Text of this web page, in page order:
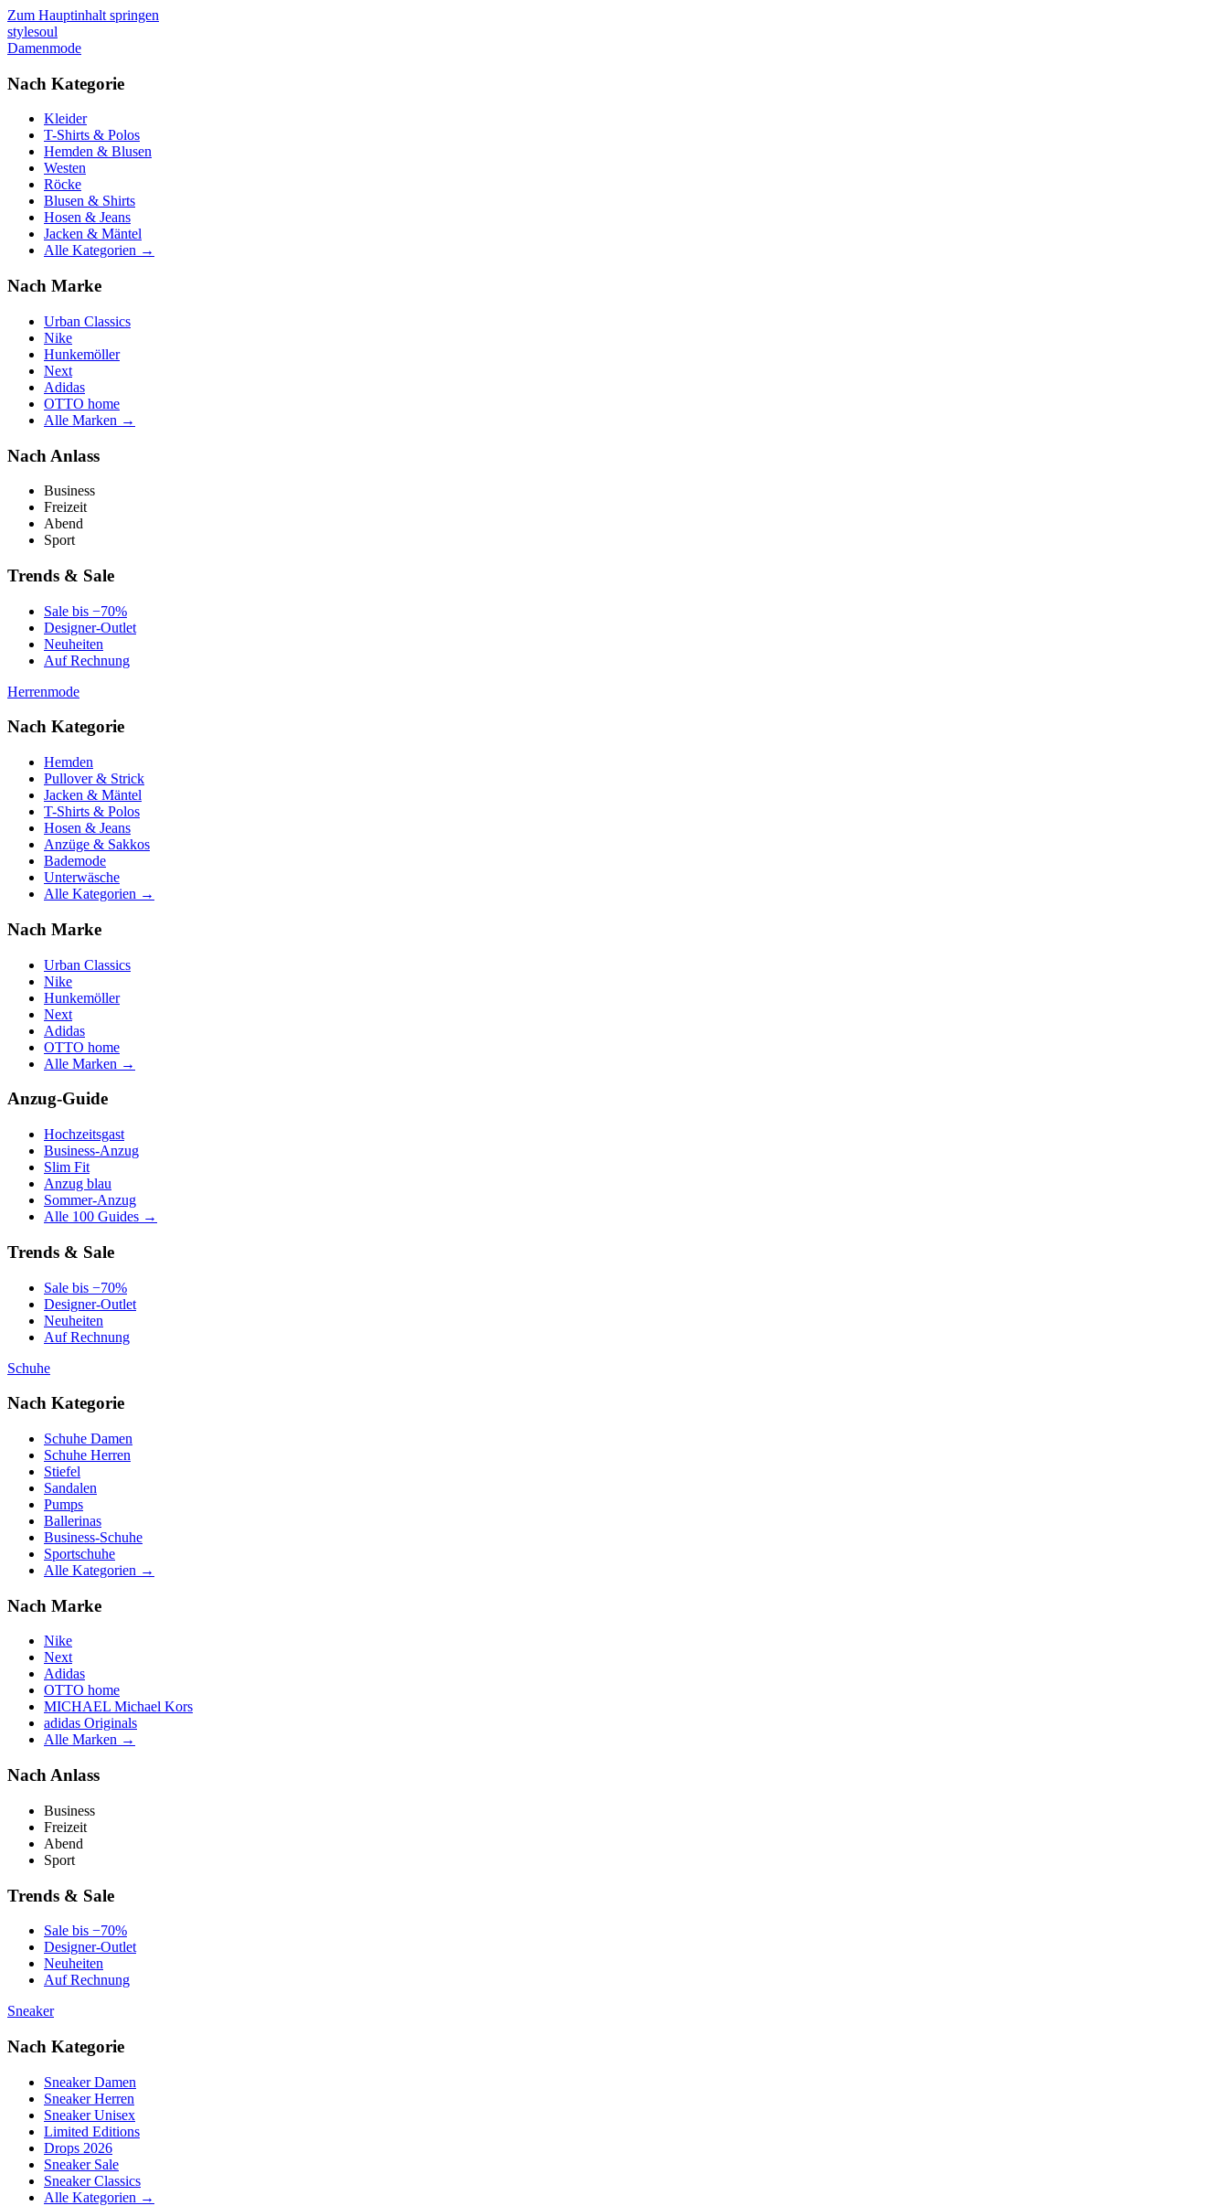
Zum Hauptinhalt springen
stylesoul
Damenmode
Nach Kategorie
Kleider
T-Shirts & Polos
Hemden & Blusen
Westen
Röcke
Blusen & Shirts
Hosen & Jeans
Jacken & Mäntel
Alle Kategorien →
Nach Marke
Urban Classics
Nike
Hunkemöller
Next
Adidas
OTTO home
Alle Marken →
Nach Anlass
Business
Freizeit
Abend
Sport
Trends & Sale
Sale bis −70%
Designer-Outlet
Neuheiten
Auf Rechnung
Herrenmode
Nach Kategorie
Hemden
Pullover & Strick
Jacken & Mäntel
T-Shirts & Polos
Hosen & Jeans
Anzüge & Sakkos
Bademode
Unterwäsche
Alle Kategorien →
Nach Marke
Urban Classics
Nike
Hunkemöller
Next
Adidas
OTTO home
Alle Marken →
Anzug-Guide
Hochzeitsgast
Business-Anzug
Slim Fit
Anzug blau
Sommer-Anzug
Alle 100 Guides →
Trends & Sale
Sale bis −70%
Designer-Outlet
Neuheiten
Auf Rechnung
Schuhe
Nach Kategorie
Schuhe Damen
Schuhe Herren
Stiefel
Sandalen
Pumps
Ballerinas
Business-Schuhe
Sportschuhe
Alle Kategorien →
Nach Marke
Nike
Next
Adidas
OTTO home
MICHAEL Michael Kors
adidas Originals
Alle Marken →
Nach Anlass
Business
Freizeit
Abend
Sport
Trends & Sale
Sale bis −70%
Designer-Outlet
Neuheiten
Auf Rechnung
Sneaker
Nach Kategorie
Sneaker Damen
Sneaker Herren
Sneaker Unisex
Limited Editions
Drops 2026
Sneaker Sale
Sneaker Classics
Alle Kategorien →